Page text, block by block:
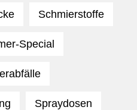
Schmierstoffe
Special
Spraydosen